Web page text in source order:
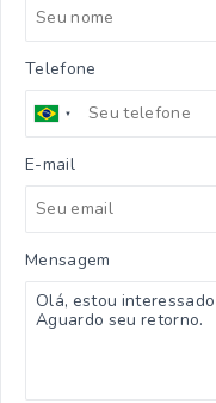
Telefone
E-mail
Mensagem